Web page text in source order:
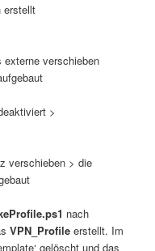
erstellt
verschieben
>
verschieben > die
nach
VPN_Profile erstellt. Im
gelöscht und das